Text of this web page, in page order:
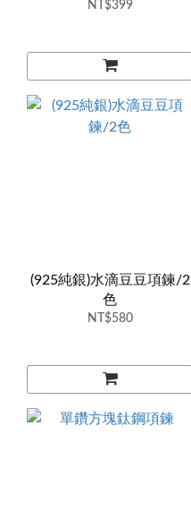
NT$399
(925純銀)水滴豆豆項鍊/2
色
NT$580